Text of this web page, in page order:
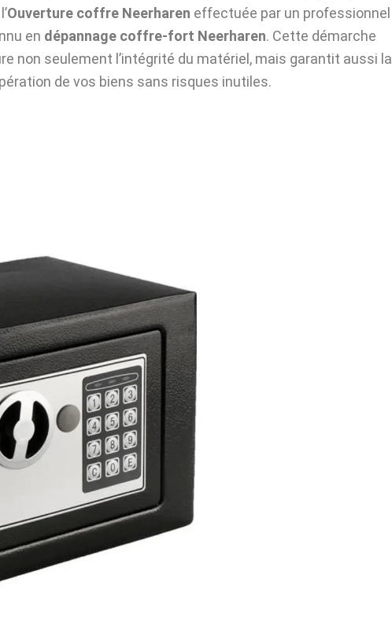
Ouverture coffre Neerharen effectuée par un professionnel
en dépannage coffre-fort Neerharen. Cette démarche
non seulement l’intégrité du matériel, mais garantit aussi la
de vos biens sans risques inutiles.